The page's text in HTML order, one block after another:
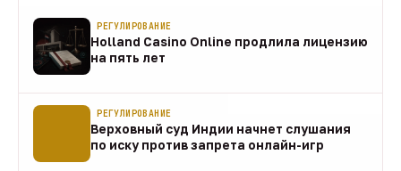
РЕГУЛИРОВАНИЕ
Holland Casino Online продлила лицензию
на пять лет
РЕГУЛИРОВАНИЕ
Верховный суд Индии начнет слушания
по иску против запрета онлайн-игр